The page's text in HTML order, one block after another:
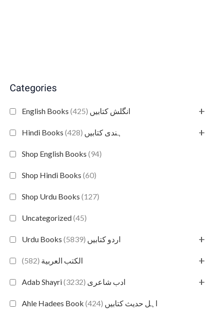
Categories
English Books انگلش کتابیں (425) +
Hindi Books ہندی کتابیں (428) +
Shop English Books (94)
Shop Hindi Books (60)
Shop Urdu Books (127)
Uncategorized(45)
Urdu Books اردو کتابیں (5839) +
الكتب العربية (582) +
Adab Shayri ادب شاعری (3232) +
Ahle Hadees Book اہل حدیث کتابیں (424)